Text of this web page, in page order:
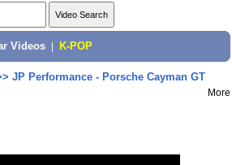
Videos K-POP
JP Performance - Porsche Cayman GT
More